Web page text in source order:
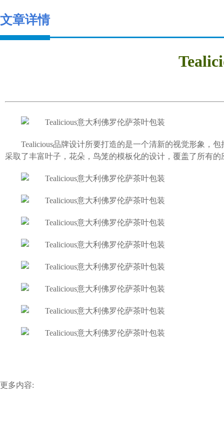
文章详情
Tealicious品牌设计所要打造的是一个清新的视觉形象，
采取了丰富叶子，花朵，鸟笼的模板化的设计，覆盖了所有的
更多内容: